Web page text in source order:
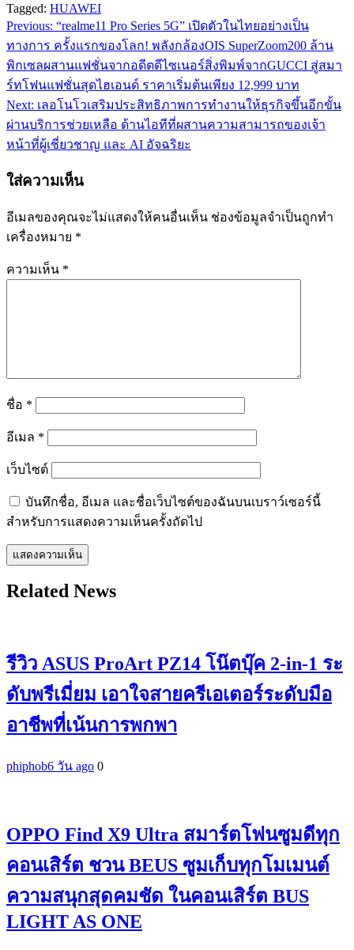
Tagged: HUAWEI
แนะแนว
เรื่อง
Previous: “realme11 Pro Series 5G” เปิดตัวในไทยอย่างเป็น
ทางการ ครั้งแรกของโลก! พลังกล้องOIS SuperZoom200 ล้าน
พิกเซลผสานแฟชั่นจากอดีตดีไซเนอร์สิ่งพิมพ์จากGUCCI สู่สมา
ร์ทโฟนแฟชั่นสุดไฮเอนด์ ราคาเริ่มต้นเพียง 12,999 บาท
Next: เลอโนโวเสริมประสิทธิภาพการทำงานให้ธุรกิจขึ้นอีกขั้น
ผ่านบริการช่วยเหลือ ด้านไอทีที่ผสานความสามารถของเจ้า
หน้าที่ผู้เชี่ยวชาญ และ AI อัจฉริยะ
ใส่ความเห็น
อีเมลของคุณจะไม่แสดงให้คนอื่นเห็น ช่องข้อมูลจำเป็นถูกทำ
เครื่องหมาย *
ความเห็น *
ชื่อ *
อีเมล *
เว็บไซต์
บันทึกชื่อ, อีเมล และชื่อเว็บไซต์ของฉันบนเบราว์เซอร์นี้
สำหรับการแสดงความเห็นครั้งถัดไป
Related News
รีวิว ASUS ProArt PZ14 โน๊ตบุ๊ค 2-in-1 ระ
ดับพรีเมี่ยม เอาใจสายครีเอเตอร์ระดับมือ
อาชีพที่เน้นการพกพา
phiphob6 วัน ago 0
OPPO Find X9 Ultra สมาร์ตโฟนซูมดีทุก
คอนเสิร์ต ชวน BEUS ซูมเก็บทุกโมเมนต์
ความสนุกสุดคมชัด ในคอนเสิร์ต BUS
LIGHT AS ONE